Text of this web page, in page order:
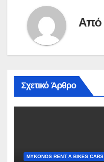
Από
Σχετικό Άρθρο
MYKONOS RENT A BIKES CARS